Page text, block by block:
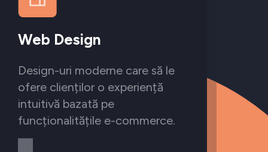
Web Design
Design-uri moderne care să le
ofere clienților o experiență
intuitivă bazată pe
funcționalitățile e-commerce.